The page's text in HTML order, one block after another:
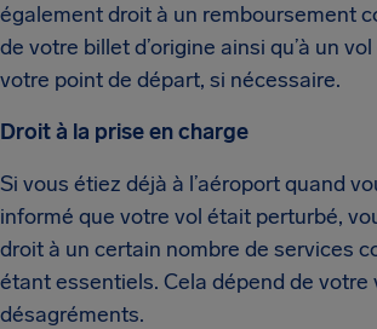
également droit à un remboursement
de votre billet d’origine ainsi qu’à un
votre point de départ, si nécessaire.
Droit à la prise en charge
Si vous étiez déjà à l’aéroport quand
informé que votre vol était perturbé,
droit à un certain nombre de services
étant essentiels. Cela dépend de votre
désagréments.